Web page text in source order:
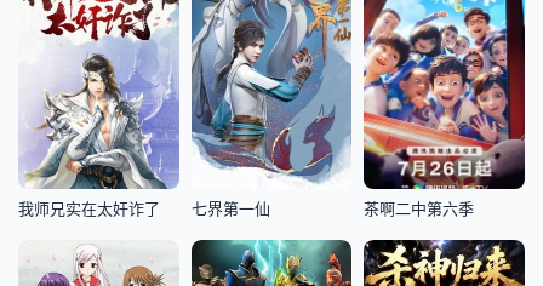
我师兄实在太奸诈了 七界第一仙 茶啊二中第六季